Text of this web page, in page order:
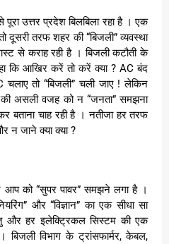
उत्तर प्रदेश बिलबिला रहा है । एक
दूसरी तरफ शहर की “बिजली” व्यवस्था
से कराह रही है । बिजली कटौती के
कि आखिर करें तो करें क्या ? AC बंद
तो “बिजली” चली जाए ! लेकिन
असली वजह को न “जनता” समझना
बताना चाह रही है । नतीजा हर तरफ
न जाने क्या क्या ?
आप को “सुपर पावर” समझने लगा है ।
और “विज्ञान” का एक सीधा सा
और हर इलेक्ट्रिकल सिस्टम की एक
बिजली विभाग के ट्रांसफार्मर, केबल,